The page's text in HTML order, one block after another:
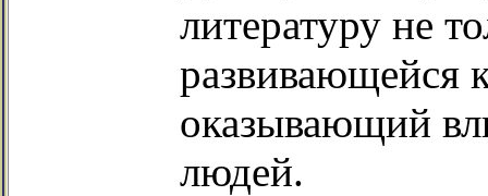
литературу не
развивающейся
оказывающий
людей.